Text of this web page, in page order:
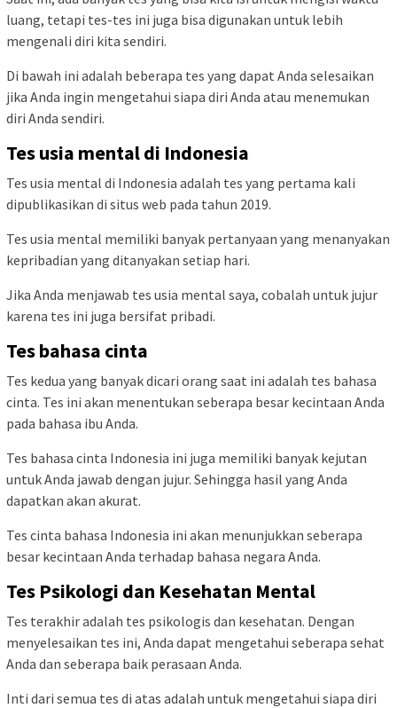
luang, tetapi tes-tes ini juga bisa digunakan untuk lebih
mengenali diri kita sendiri.
Di bawah ini adalah beberapa tes yang dapat Anda selesaikan
jika Anda ingin mengetahui siapa diri Anda atau menemukan
diri Anda sendiri.
Tes usia mental di Indonesia
Tes usia mental di Indonesia adalah tes yang pertama kali
dipublikasikan di situs web pada tahun 2019.
Tes usia mental memiliki banyak pertanyaan yang menanyakan
kepribadian yang ditanyakan setiap hari.
Jika Anda menjawab tes usia mental saya, cobalah untuk jujur
karena tes ini juga bersifat pribadi.
Tes bahasa cinta
Tes kedua yang banyak dicari orang saat ini adalah tes bahasa
cinta. Tes ini akan menentukan seberapa besar kecintaan Anda
pada bahasa ibu Anda.
Tes bahasa cinta Indonesia ini juga memiliki banyak kejutan
untuk Anda jawab dengan jujur. Sehingga hasil yang Anda
dapatkan akan akurat.
Tes cinta bahasa Indonesia ini akan menunjukkan seberapa
besar kecintaan Anda terhadap bahasa negara Anda.
Tes Psikologi dan Kesehatan Mental
Tes terakhir adalah tes psikologis dan kesehatan. Dengan
menyelesaikan tes ini, Anda dapat mengetahui seberapa sehat
Anda dan seberapa baik perasaan Anda.
Inti dari semua tes di atas adalah untuk mengetahui siapa diri